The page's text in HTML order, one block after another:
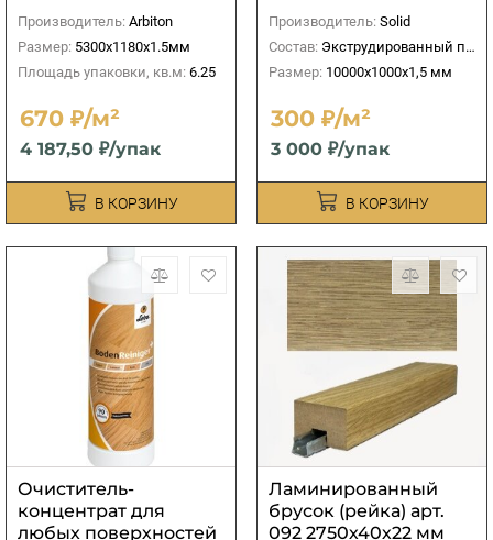
Производитель: Arbiton
Размер: 5300х1180х1.5мм
Площадь упаковки, кв.м: 6.25
670 ₽/м²
4 187,50 ₽/упак
В КОРЗИНУ
Производитель: Solid
Состав: Экструдированный полистирол
Размер: 10000х1000х1,5 мм
300 ₽/м²
3 000 ₽/упак
В КОРЗИНУ
Очиститель-
концентрат для
любых поверхностей
Ламинированный
брусок (рейка) арт.
092 2750х40х22 мм